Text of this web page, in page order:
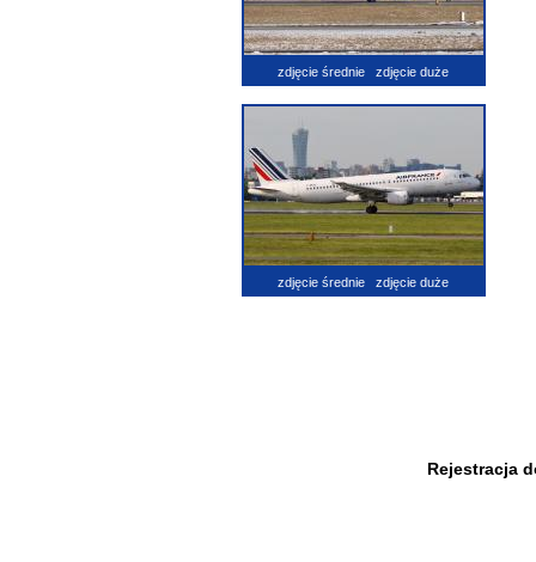
zdjęcie średnie zdjęcie duże
zdjęcie średnie zdjęcie duże
Rejestracja